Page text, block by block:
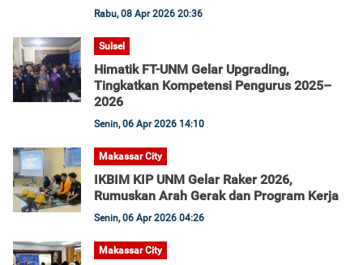
Rabu, 08 Apr 2026 20:36
Sulsel
Himatik FT-UNM Gelar Upgrading,
Tingkatkan Kompetensi Pengurus 2025–
2026
Senin, 06 Apr 2026 14:10
Makassar City
IKBIM KIP UNM Gelar Raker 2026,
Rumuskan Arah Gerak dan Program Kerja
Senin, 06 Apr 2026 04:26
Makassar City